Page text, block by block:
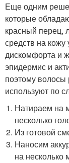
Еще одним
которые
красный перец,
средств на
дискомфорта и
эпидермис и
поэтому волосы
используют по
Натираем на
несколько
Из готовой
Наносим
на несколько